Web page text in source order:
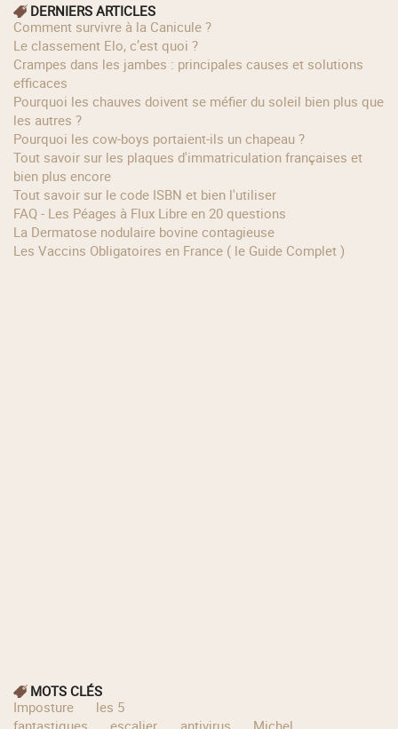
DERNIERS ARTICLES
Comment survivre à la Canicule ?
Le classement Elo, c’est quoi ?
Crampes dans les jambes : principales causes et solutions
efficaces
Pourquoi les chauves doivent se méfier du soleil bien plus que
les autres ?
Pourquoi les cow‑boys portaient‑ils un chapeau ?
Tout savoir sur les plaques d'immatriculation françaises et
bien plus encore
Tout savoir sur le code ISBN et bien l'utiliser
FAQ - Les Péages à Flux Libre en 20 questions
La Dermatose nodulaire bovine contagieuse
Les Vaccins Obligatoires en France ( le Guide Complet )
MOTS CLÉS
Imposture
les 5